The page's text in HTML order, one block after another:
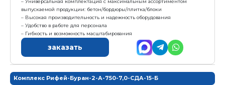
заказать
Комплекс Рифей-Буран-2-А-750-7,0-СДА-15